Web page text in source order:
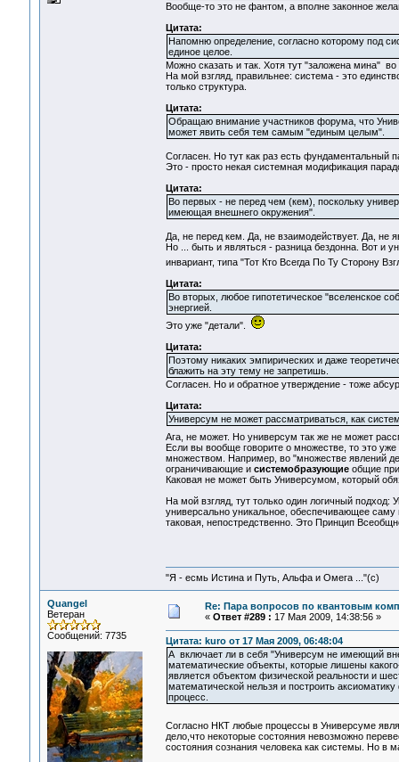
Вообще-то это не фантом, а вполне законное
Цитата:
Напомню определение, согласно которому под
единое целое.
Можно сказать и так. Хотя тут "заложена мина"
На мой взгляд, правильнее: система - это
только структура.
Цитата:
Обращаю внимание участников форума, что
может явить себя тем самым "единым целым".
Согласен. Но тут как раз есть фундаментальный
Это - просто некая системная модификация
Цитата:
Во первых - не перед чем (кем), поскольку
имеющая внешнего окружения".
Да, не перед кем. Да, не взаимодействует. Да, не
Но ... быть и являться - разница бездонна. Вот и
инвариант, типа "Тот Кто Всегда По Ту Сторону
Цитата:
Во вторых, любое гипотетическое "вселенское
энергией.
Это уже "детали".
Цитата:
Поэтому никаких эмпирических и даже
блажить на эту тему не запретишь.
Согласен. Но и обратное утверждение - тоже
Цитата:
Универсум не может рассматриваться, как
Ага, не может. Но универсум так же не может
Если вы вообще говорите о множестве, то это
множеством. Например, во "множестве явлений
ограничивающие и системобразующиеобщие
Каковая не может быть Универсумом, который
На мой взгляд, тут только один логичный подход:
универсально уникальное, обеспечивающее
таковая, непостредственно. Это Принцип
"Я - есмь Истина и Путь, Альфа и Омега ..."(с)
Quangel
Ветеран
Сообщений: 7735
Re: Пара вопросов по квантовым
« Ответ #289 : 17 Мая 2009, 14:38:56 »
Цитата: kuro от 17 Мая 2009, 06:48:04
А включает ли в себя "Универсум не имеющий
математические объекты, которые лишены
является объектом физической реальности и
математической нельзя и построить
процесс.
Согласно НКТ любые процессы в Универсуме
дело,что некоторые состояния невозможно
состояния сознания человека как системы. Но в